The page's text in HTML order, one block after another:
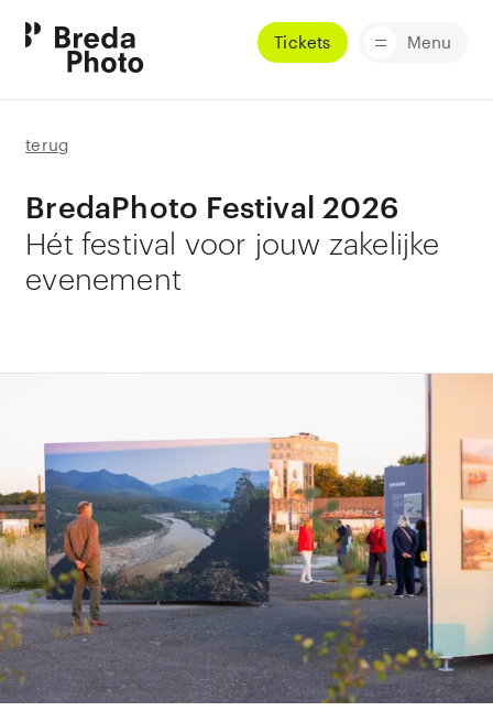
Tickets Menu
terug
BredaPhoto Festival 2026
Hét festival voor jouw zakelijke
evenement